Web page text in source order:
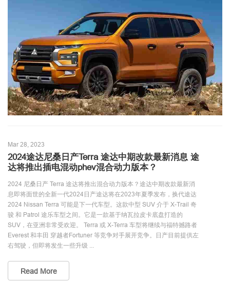
Mar 28, 2023
2024途达尼桑日产Terra 途达中期改款最新消息 途
达将推出插电混动phev混合动力版本？
2024 尼桑日产 Terra 途达将推出混合动力版本？途达中期改款最新消
息即将面世的全新一代2024日产途达将在2023年夏季发布，换代途达
2024 Nissan Terra 可能是下一代车型。这款中型 SUV 介于 X-Trail 奇
骏 和 Patrol 途乐车型之间。它是一款基于纳瓦拉皮卡底盘打造的
SUV，在亚洲非常受欢迎。 Terra 或 X-Terra 车型将继续与福特撼路者
Everest 和丰田 穿越者Fortuner 等竞争对手展开竞争。日产目前提供左
右驾驶，但即将发生一些升级 ...
Read More